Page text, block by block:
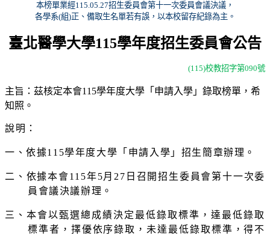
本榜單業經115.05.27招生委員會第十一次委員會議決議，
各學系(組)正、備取生名單若有誤，以本校留存紀錄為主。
臺北醫學大學115學年度招生委員會公告
(115)校教招字第090號
主旨：茲核定本會115學年度大學「申請入學」錄取榜單，希
知照。
說明：
一、依據115學年度大學「申請入學」招生簡章辦理。
二、依據本會115年5月 27 日召開招生委員會第十一次委
員會議決議辦理。
三、本會以甄選總成績決定最低錄取標準，達最低錄取
標準者，擇優依序錄取，未達最低錄取標準，得不